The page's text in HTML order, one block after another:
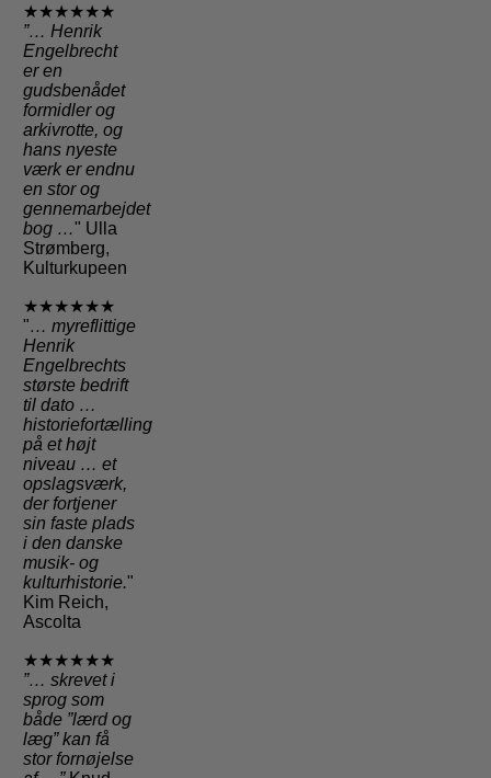
★★★★★★
”… Henrik
Engelbrecht
er en
gudsbenådet
formidler og
arkivrotte, og
hans nyeste
værk er endnu
en stor og
gennemarbejdet
bog …" Ulla
Strømberg,
Kulturkupeen
★★★★★★
"… myreflittige
Henrik
Engelbrechts
største bedrift
til dato …
historiefortælling
på et højt
niveau … et
opslagsværk,
der fortjener
sin faste plads
i den danske
musik- og
kulturhistorie."
Kim Reich,
Ascolta
★★★★★★
”… skrevet i
sprog som
både ”lærd og
læg” kan få
stor fornøjelse